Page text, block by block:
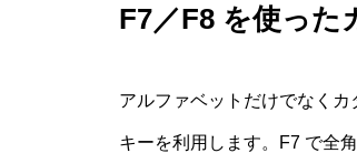
F7／F8 を使った
アルファベットだけでなく
キーを利用します。F7 で全